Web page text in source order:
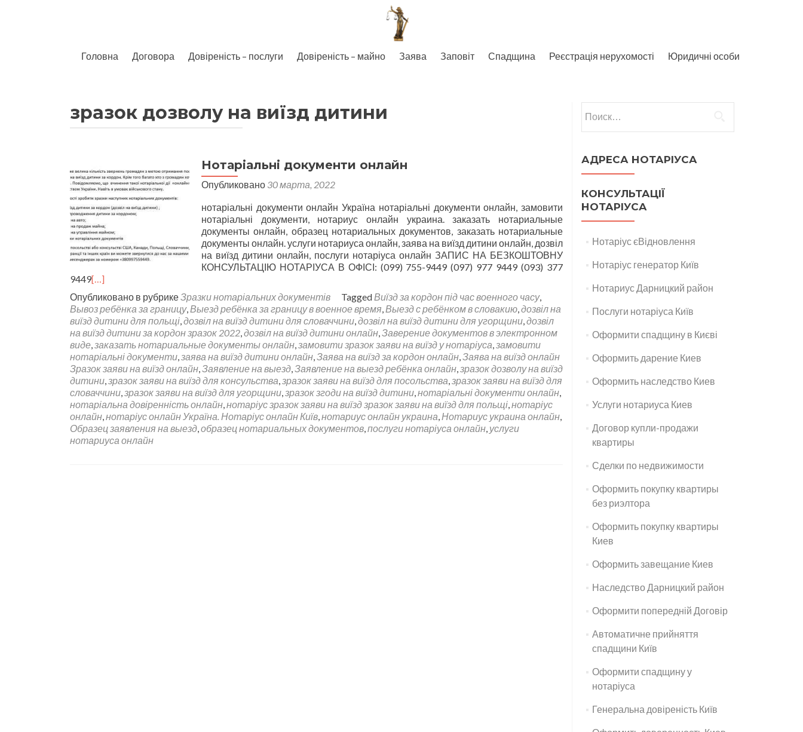
Перейти к содержимому
Головна Договора Довіреність – послуги Довіреність – майно Заява Заповіт Спадщина Реєстрація нерухомості Юридичні особи
зразок дозволу на виїзд дитини
Нотаріальні документи онлайн
Опубликовано 30 марта, 2022
нотаріальні документи онлайн Україна нотаріальні документи онлайн, замовити
нотаріальні документи, нотариус онлайн украина. заказать нотариальные
документы онлайн, образец нотариальных документов, заказать нотариальные
документы онлайн. услуги нотариуса онлайн, заява на виїзд дитини онлайн, дозвіл
на виїзд дитини онлайн, послуги нотаріуса онлайн ЗАПИС НА БЕЗКОШТОВНУ
КОНСУЛЬТАЦІЮ НОТАРІУСА В ОФІСІ: (099) 755-9449 (097) 977 9449 (093) 377
9449[…]
Опубликовано в рубрикеЗразки нотаріальних документів TaggedВиїзд за кордон під час военного часу,
Вывоз ребёнка за границу,Выезд ребёнка за границу в военное время,Выезд с ребёнком в словакию,дозвіл на
виїзд дитини для польщі,дозвіл на виїзд дитини для словаччини,дозвіл на виїзд дитини для угорщини,дозвіл
на виїзд дитини за кордон зразок 2022,дозвіл на виїзд дитини онлайн,Заверение документов в электронном
виде,заказать нотариальные документы онлайн,замовити зразок заяви на виїзд у нотаріуса,замовити
нотаріальні документи,заява на виїзд дитини онлайн,Заява на виїзд за кордон онлайн,Заява на виїзд онлайн
Зразок заяви на виїзд онлайн,Заявление на выезд,Заявление на выезд ребёнка онлайн,зразок дозволу на виїзд
дитини,зразок заяви на виїзд для консульства,зразок заяви на виїзд для посольства,зразок заяви на виїзд для
словаччини,зразок заяви на виїзд для угорщини,зразок згоди на виїзд дитини,нотаріальні документи онлайн,
нотаріальна довіренність онлайн,нотаріус зразок заяви на виїзд зразок заяви на виїзд для польщі,нотаріус
онлайн,нотаріус онлайн Україна. Нотаріус онлайн Київ,нотариус онлайн украина,Нотариус украина онлайн,
Образец заявления на выезд,образец нотариальных документов,послуги нотаріуса онлайн, услуги
нотариуса онлайн
АДРЕСА НОТАРІУСА
КОНСУЛЬТАЦІЇ
НОТАРІУСА
Нотаріус єВідновлення
Нотаріус генератор Київ
Нотариус Дарницкий район
Послуги нотаріуса Київ
Оформити спадщину в Києві
Оформить дарение Киев
Оформить наследство Киев
Услуги нотариуса Киев
Договор купли-продажи
квартиры
Сделки по недвижимости
Оформить покупку квартиры
без риэлтора
Оформить покупку квартиры
Киев
Оформить завещание Киев
Наследство Дарницкий район
Оформити попередній Договір
Автоматичне прийняття
спадщини Київ
Оформити спадщину у
нотаріуса
Генеральна довіреність Київ